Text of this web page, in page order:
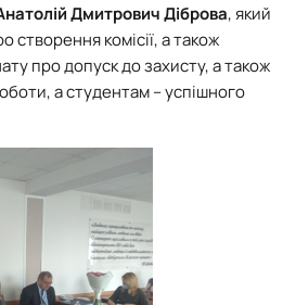
Дмитрович Діброва, який
створення комісії, а також
про допуск до захисту, а також
а студентам – успішного